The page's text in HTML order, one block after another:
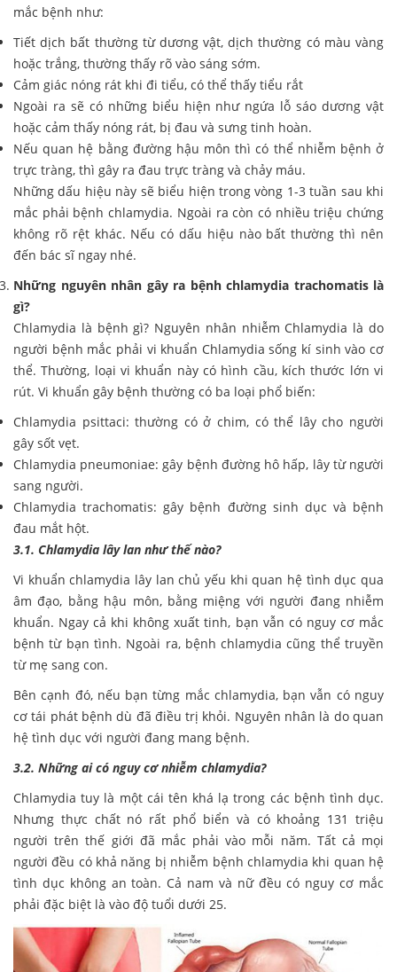
mắc bệnh như:
Tiết dịch bất thường từ dương vật, dịch thường có màu vàng
hoặc trắng, thường thấy rõ vào sáng sớm.
Cảm giác nóng rát khi đi tiểu, có thể thấy tiểu rắt
Ngoài ra sẽ có những biểu hiện như ngứa lỗ sáo dương vật
hoặc cảm thấy nóng rát, bị đau và sưng tinh hoàn.
Nếu quan hệ bằng đường hậu môn thì có thể nhiễm bệnh ở
trực tràng, thì gây ra đau trực tràng và chảy máu.
Những dấu hiệu này sẽ biểu hiện trong vòng 1-3 tuần sau khi
mắc phải bệnh chlamydia. Ngoài ra còn có nhiều triệu chứng
không rõ rệt khác. Nếu có dấu hiệu nào bất thường thì nên
đến bác sĩ ngay nhé.
Những nguyên nhân gây ra bệnh chlamydia trachomatis là
gì?
Chlamydia là bệnh gì? Nguyên nhân nhiễm Chlamydia là do
người bệnh mắc phải vi khuẩn Chlamydia sống kí sinh vào cơ
thể. Thường, loại vi khuẩn này có hình cầu, kích thước lớn vi
rút. Vi khuẩn gây bệnh thường có ba loại phổ biến:
Chlamydia psittaci: thường có ở chim, có thể lây cho người
gây sốt vẹt.
Chlamydia pneumoniae: gây bệnh đường hô hấp, lây từ người
sang người.
Chlamydia trachomatis: gây bệnh đường sinh dục và bệnh
đau mắt hột.
3.1. Chlamydia lây lan như thế nào?
Vi khuẩn chlamydia lây lan chủ yếu khi quan hệ tình dục qua
âm đạo, bằng hậu môn, bằng miệng với người đang nhiễm
khuẩn. Ngay cả khi không xuất tinh, bạn vẫn có nguy cơ mắc
bệnh từ bạn tình. Ngoài ra, bệnh chlamydia cũng thể truyền
từ mẹ sang con.
Bên cạnh đó, nếu bạn từng mắc chlamydia, bạn vẫn có nguy
cơ tái phát bệnh dù đã điều trị khỏi. Nguyên nhân là do quan
hệ tình dục với người đang mang bệnh.
3.2. Những ai có nguy cơ nhiễm chlamydia?
Chlamydia tuy là một cái tên khá lạ trong các bệnh tình dục.
Nhưng thực chất nó rất phổ biển và có khoảng 131 triệu
người trên thế giới đã mắc phải vào mỗi năm. Tất cả mọi
người đều có khả năng bị nhiễm bệnh chlamydia khi quan hệ
tình dục không an toàn. Cả nam và nữ đều có nguy cơ mắc
phải đặc biệt là vào độ tuổi dưới 25.